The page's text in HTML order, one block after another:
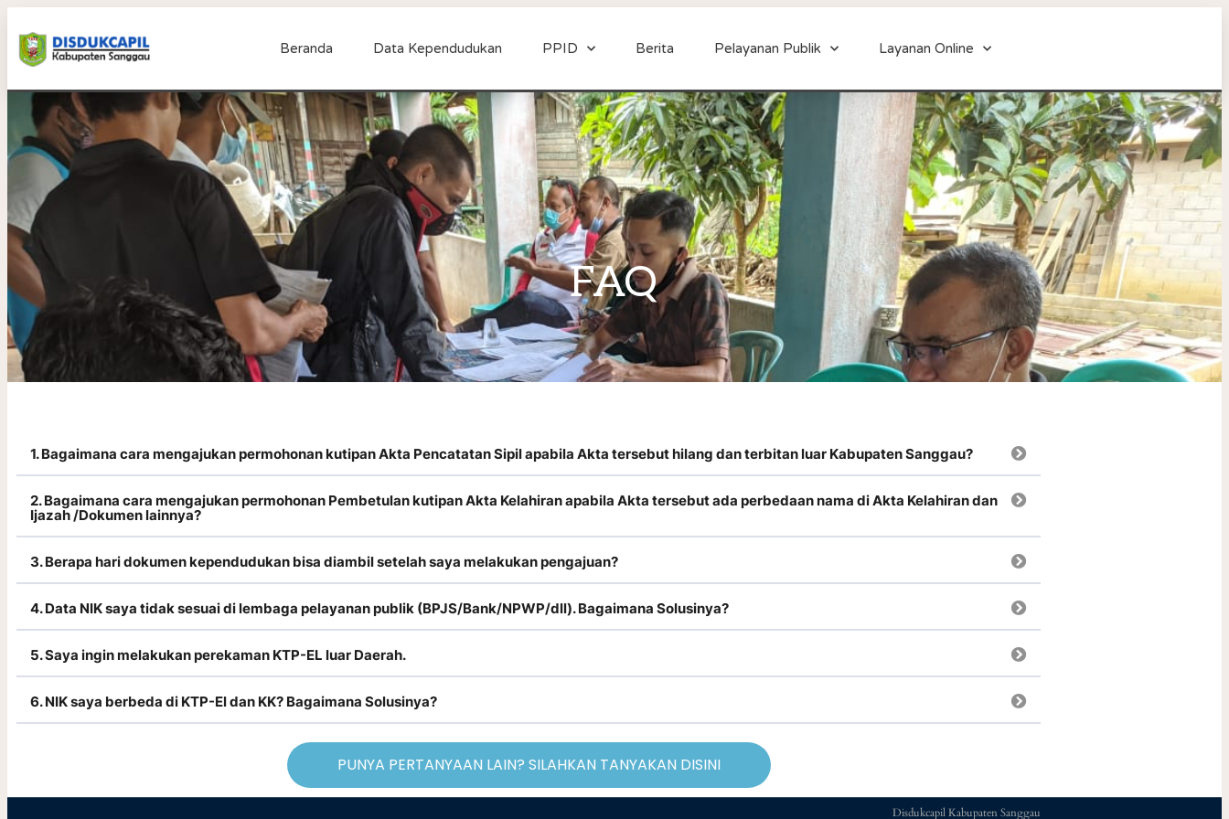
Beranda Data Kependudukan PPID Berita Pelayanan Publik Layanan Online
FAQ
1. Bagaimana cara mengajukan permohonan kutipan Akta Pencatatan Sipil apabila Akta tersebut hilang dan terbitan luar Kabupaten Sanggau?
2. Bagaimana cara mengajukan permohonan Pembetulan kutipan Akta Kelahiran apabila Akta tersebut ada perbedaan nama di Akta Kelahiran dan
Ijazah /Dokumen lainnya?
3. Berapa hari dokumen kependudukan bisa diambil setelah saya melakukan pengajuan?
4. Data NIK saya tidak sesuai di lembaga pelayanan publik (BPJS/Bank/NPWP/dll). Bagaimana Solusinya?
5. Saya ingin melakukan perekaman KTP-EL luar Daerah.
6. NIK saya berbeda di KTP-El dan KK? Bagaimana Solusinya?
PUNYA PERTANYAAN LAIN? SILAHKAN TANYAKAN DISINI
Disdukcapil Kabupaten Sanggau